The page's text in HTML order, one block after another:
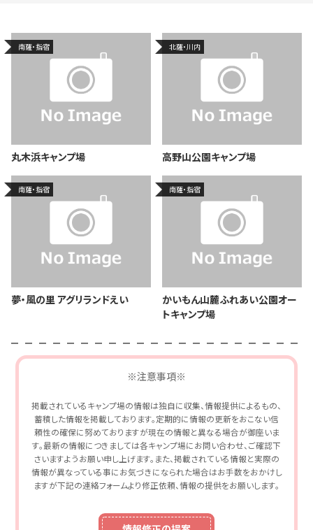
南薩・指宿
丸木浜キャンプ場
北薩・川内
高野山公園キャンプ場
南薩・指宿
夢・風の里 アグリランドえい
南薩・指宿
かいもん山麓ふれあい公園オー
トキャンプ場
※注意事項※
掲載されているキャンプ場の情報は独自に収集、情報提供によるもの、
蓄積した情報を掲載しております。定期的に情報の更新をおこない信
頼性の確保に努めておりますが現在の情報と異なる場合が御座いま
す。最新の情報につきましては各キャンプ場にお問い合わせ、ご確認下
さいますようお願い申し上げます。また、掲載されている情報と実際の
情報が異なっている事にお気づきになられた場合はお手数をおかけし
ますが下記の連絡フォームより修正依頼、情報の提供をお願いします。